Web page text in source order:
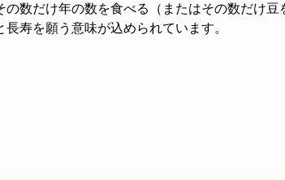
数だけ年の数を食べる（またはその数だけ豆
寿を願う意味が込められています。